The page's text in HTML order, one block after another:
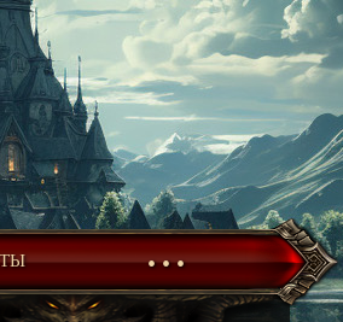
• • •